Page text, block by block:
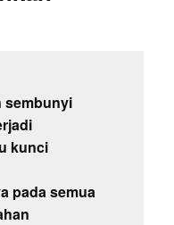
sembunyi
kunci
pada semua